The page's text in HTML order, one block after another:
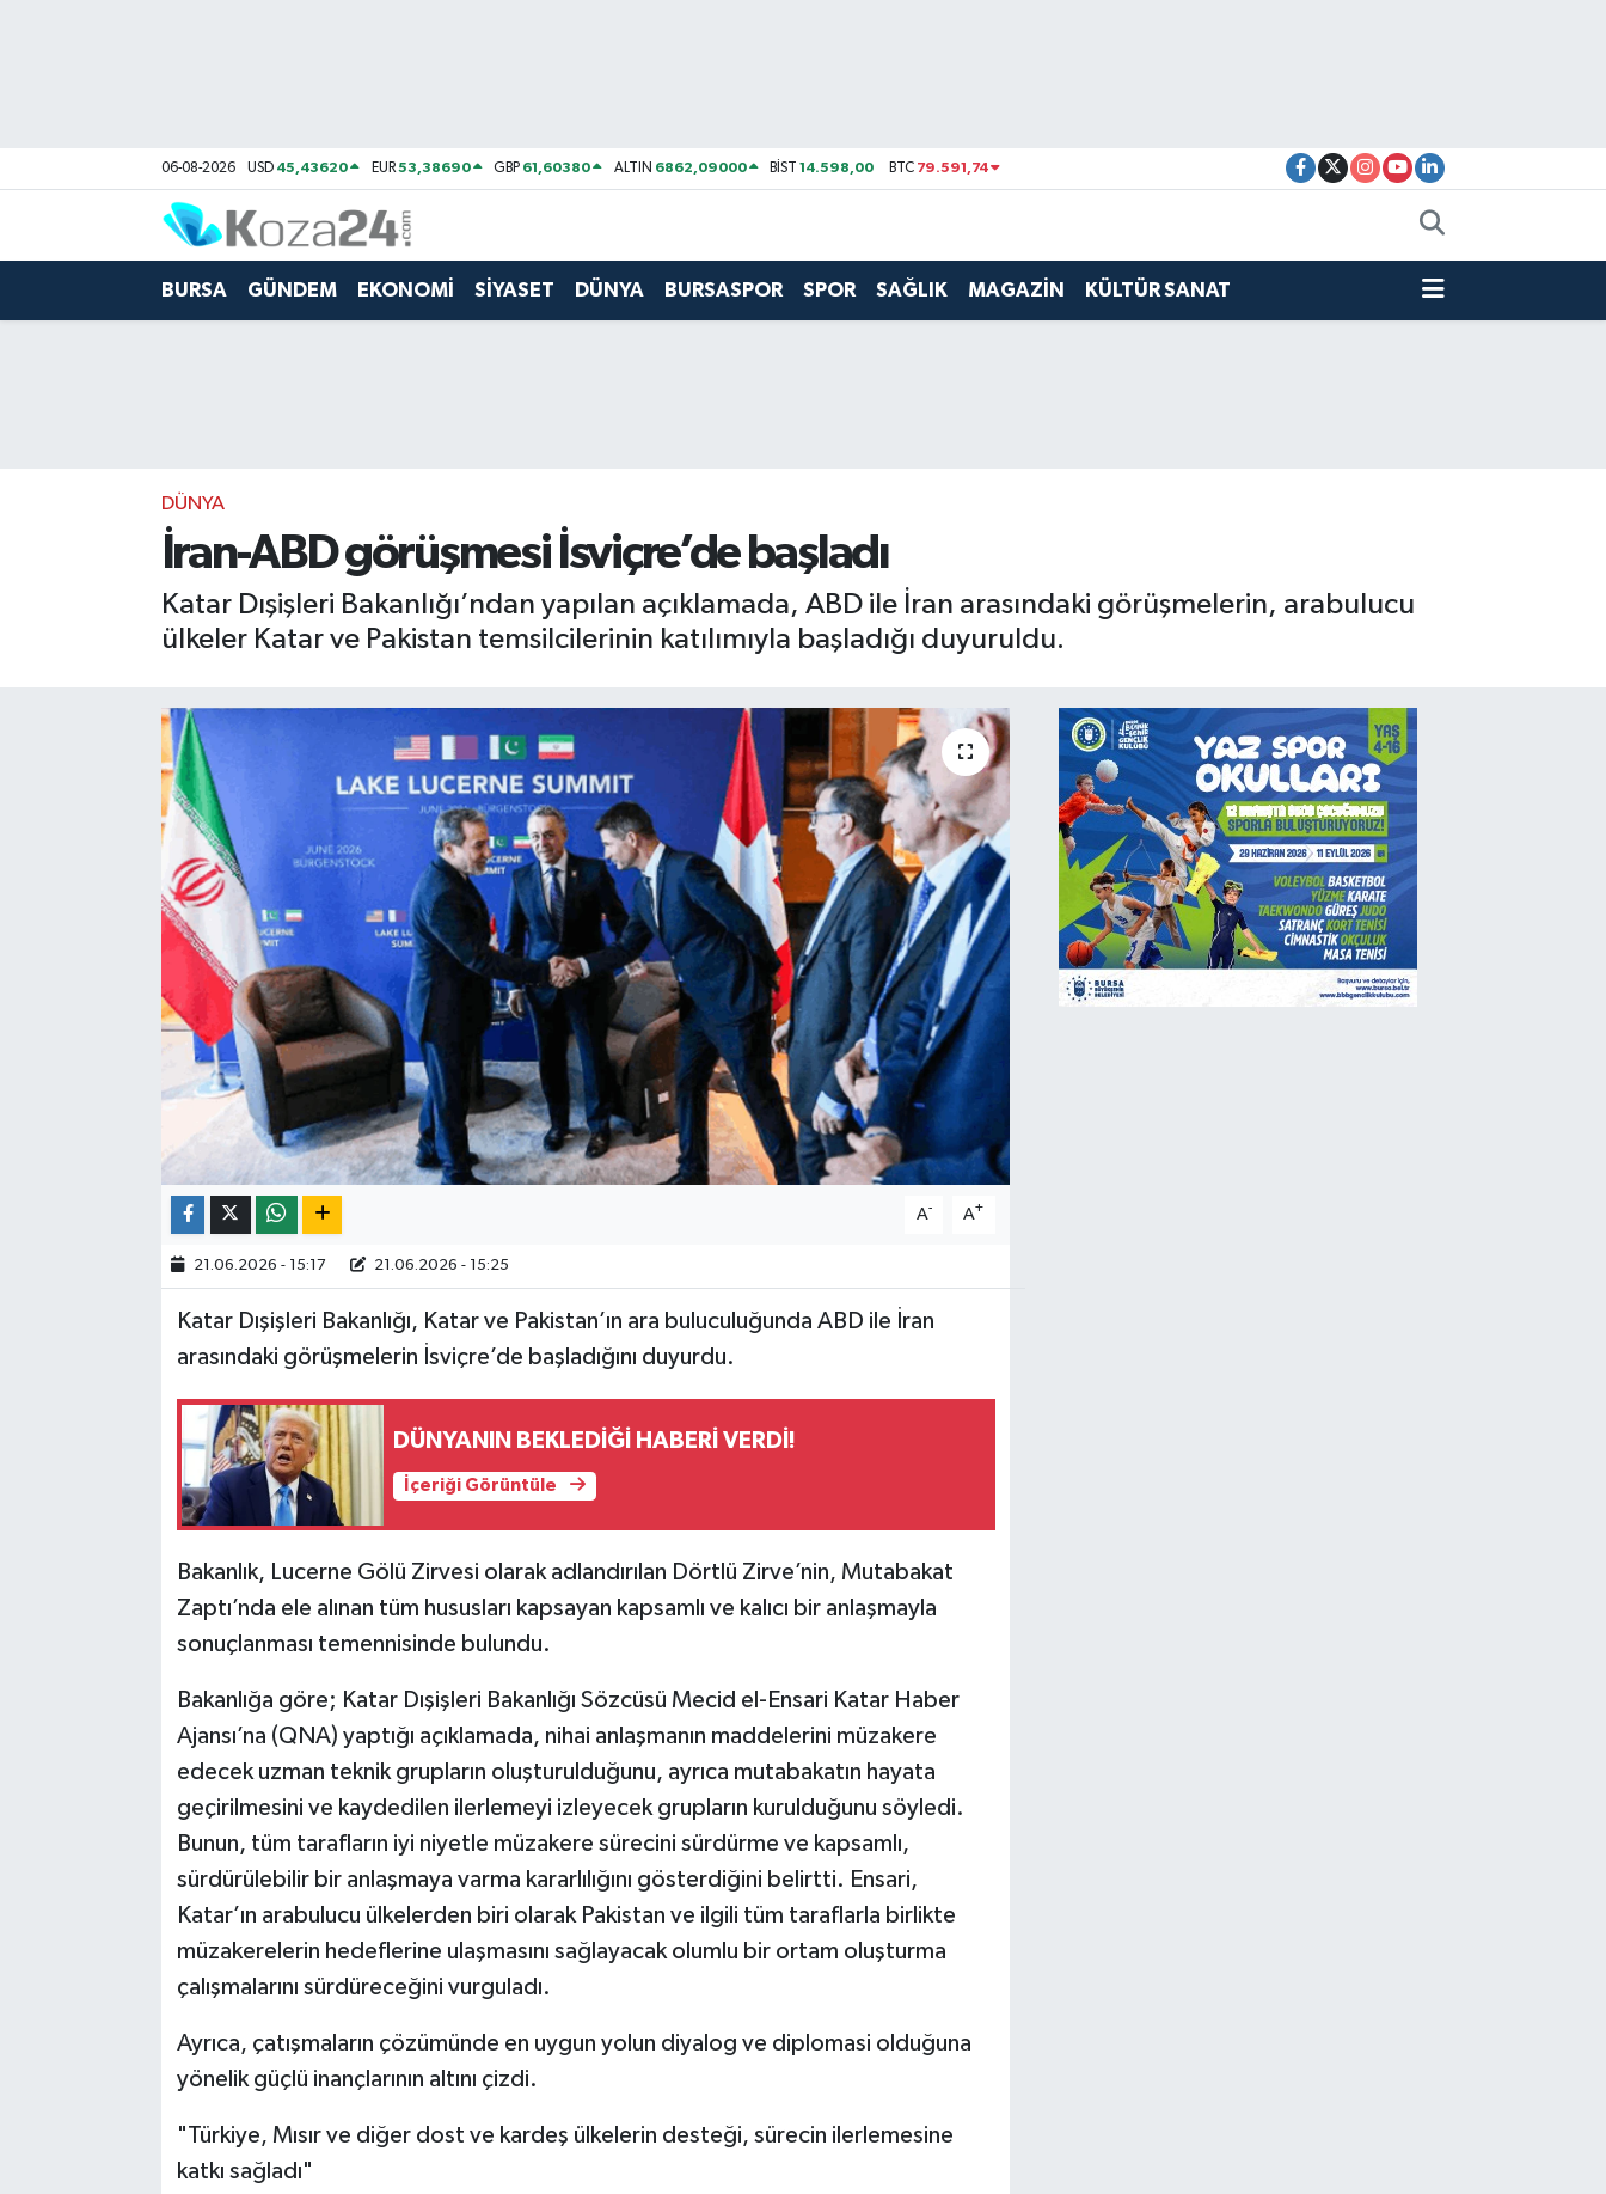
06-08-2026 USD 45,43620 EUR53,38690 GBP 61,60380 ALTIN 6862,09000 BİST14.598,00 BTC 79.591,74
BURSA GÜNDEM EKONOMİ SİYASET DÜNYA BURSASPOR SPOR SAĞLIK MAGAZİN KÜLTÜR SANAT
DÜNYA
İran-ABD görüşmesi İsviçre’de başladı
Katar Dışişleri Bakanlığı’ndan yapılan açıklamada, ABD ile İran arasındaki görüşmelerin, arabulucu
ülkeler Katar ve Pakistan temsilcilerinin katılımıyla başladığı duyuruldu.
A- A+
21.06.2026 - 15:17 21.06.2026 - 15:25
Katar Dışişleri Bakanlığı, Katar ve Pakistan’ın ara buluculuğunda ABD ile İran
arasındaki görüşmelerin İsviçre’de başladığını duyurdu.
DÜNYANIN BEKLEDİĞİ HABERİ VERDİ!
İçeriği Görüntüle
Bakanlık, Lucerne Gölü Zirvesi olarak adlandırılan Dörtlü Zirve’nin, Mutabakat
Zaptı’nda ele alınan tüm hususları kapsayan kapsamlı ve kalıcı bir anlaşmayla
sonuçlanması temennisinde bulundu.
Bakanlığa göre; Katar Dışişleri Bakanlığı Sözcüsü Mecid el-Ensari Katar Haber
Ajansı’na (QNA) yaptığı açıklamada, nihai anlaşmanın maddelerini müzakere
edecek uzman teknik grupların oluşturulduğunu, ayrıca mutabakatın hayata
geçirilmesini ve kaydedilen ilerlemeyi izleyecek grupların kurulduğunu söyledi.
Bunun, tüm tarafların iyi niyetle müzakere sürecini sürdürme ve kapsamlı,
sürdürülebilir bir anlaşmaya varma kararlılığını gösterdiğini belirtti. Ensari,
Katar’ın arabulucu ülkelerden biri olarak Pakistan ve ilgili tüm taraflarla birlikte
müzakerelerin hedeflerine ulaşmasını sağlayacak olumlu bir ortam oluşturma
çalışmalarını sürdüreceğini vurguladı.
Ayrıca, çatışmaların çözümünde en uygun yolun diyalog ve diplomasi olduğuna
yönelik güçlü inançlarının altını çizdi.
"Türkiye, Mısır ve diğer dost ve kardeş ülkelerin desteği, sürecin ilerlemesine
katkı sağladı"
Bursa Namaz Vakitleri
Bursa Trafik Yoğunluk Haritası